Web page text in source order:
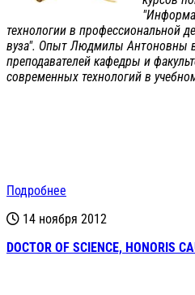
технологии в профессиональной
вуза". Опыт Людмилы Антоновны
преподавателей кафедры и
современных технологий в
Подробнее
14 ноября 2012
DOCTOR OF SCIENCE, HONORIS